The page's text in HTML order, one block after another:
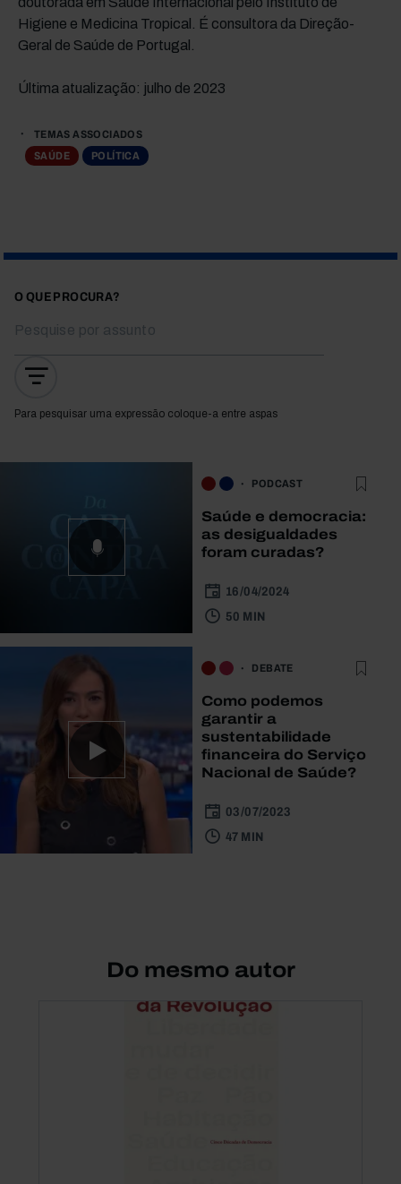
Higiene e Medicina Tropical. É consultora da Direção-
Geral de Saúde de Portugal.
Última atualização: julho de 2023
TEMAS ASSOCIADOS
SAÚDE
POLÍTICA
O QUE PROCURA?
Para pesquisar uma expressão coloque-a entre aspas
PODCAST
Saúde e democracia:
as desigualdades
foram curadas?
16/04/2024
50 MIN
DEBATE
Como podemos
garantir a
sustentabilidade
financeira do Serviço
Nacional de Saúde?
03/07/2023
47 MIN
Do mesmo autor